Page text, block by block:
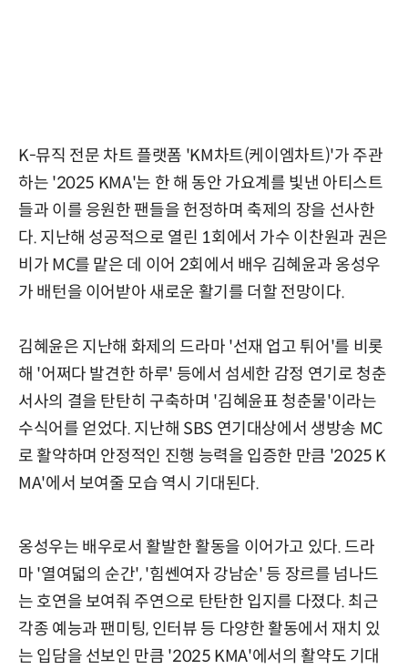
K-뮤직 전문 차트 플랫폼 'KM차트(케이엠차트)'가 주관
하는 '2025 KMA'는 한 해 동안 가요계를 빛낸 아티스트
들과 이를 응원한 팬들을 헌정하며 축제의 장을 선사한
다. 지난해 성공적으로 열린 1회에서 가수 이찬원과 권은
비가 MC를 맡은 데 이어 2회에서 배우 김혜윤과 옹성우
가 배턴을 이어받아 새로운 활기를 더할 전망이다.
김혜윤은 지난해 화제의 드라마 '선재 업고 튀어'를 비롯
해 '어쩌다 발견한 하루' 등에서 섬세한 감정 연기로 청춘
서사의 결을 탄탄히 구축하며 '김혜윤표 청춘물'이라는
수식어를 얻었다. 지난해 SBS 연기대상에서 생방송 MC
로 활약하며 안정적인 진행 능력을 입증한 만큼 '2025 K
MA'에서 보여줄 모습 역시 기대된다.
옹성우는 배우로서 활발한 활동을 이어가고 있다. 드라
마 '열여덟의 순간', '힘쎈여자 강남순' 등 장르를 넘나드
는 호연을 보여줘 주연으로 탄탄한 입지를 다졌다. 최근
각종 예능과 팬미팅, 인터뷰 등 다양한 활동에서 재치 있
는 입담을 선보인 만큼 '2025 KMA'에서의 활약도 기대